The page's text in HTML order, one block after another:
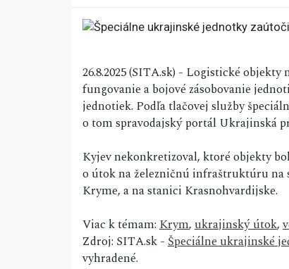
26.8.2025 (SITA.sk) - Logistické
fungovanie a bojové zásobovanie
jednotiek. Podľa tlačovej služby
o tom spravodajský portál Ukrajinská
Kyjev nekonkretizoval, ktoré objekty
o útok na železničnú infraštruktúru na
Kryme, a na stanici Krasnohvardijske.
Viac k témam:Krym,ukrajinský útok,
Zdroj: SITA.sk -Špeciálne ukrajinské
vyhradené.